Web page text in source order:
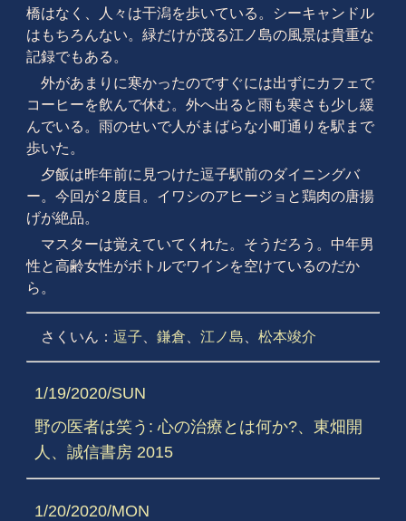
橋はなく、人々は干潟を歩いている。シーキャンドル
はもちろんない。緑だけが茂る江ノ島の風景は貴重な
記録でもある。
外があまりに寒かったのですぐには出ずにカフェで
コーヒーを飲んで休む。外へ出ると雨も寒さも少し緩
んでいる。雨のせいで人がまばらな小町通りを駅まで
歩いた。
夕飯は昨年前に見つけた逗子駅前のダイニングバ
ー。今回が２度目。イワシのアヒージョと鶏肉の唐揚
げが絶品。
マスターは覚えていてくれた。そうだろう。中年男
性と高齢女性がボトルでワインを空けているのだか
ら。
さくいん： 逗子 鎌倉 江ノ島 松本竣介
1/19/2020/SUN
野の医者は笑う: 心の治療とは何か?、東畑開
人、誠信書房 2015
1/20/2020/MON